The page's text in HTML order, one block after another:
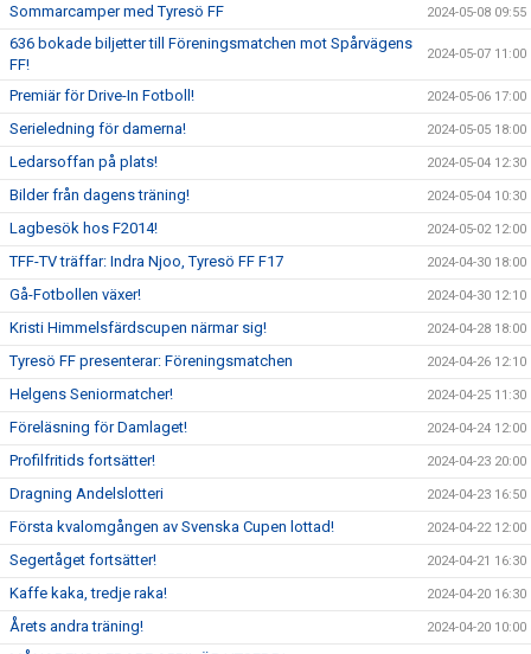
Sommarcamper med Tyresö FF 2024-05-08 09:55
636 bokade biljetter till Föreningsmatchen mot Spårvägens
FF!
2024-05-07 11:00
Premiär för Drive-In Fotboll! 2024-05-06 17:00
Serieledning för damerna! 2024-05-05 18:00
Ledarsoffan på plats! 2024-05-04 12:30
Bilder från dagens träning! 2024-05-04 10:30
Lagbesök hos F2014! 2024-05-02 12:00
TFF-TV träffar: Indra Njoo, Tyresö FF F17 2024-04-30 18:00
Gå-Fotbollen växer! 2024-04-30 12:10
Kristi Himmelsfärdscupen närmar sig! 2024-04-28 18:00
Tyresö FF presenterar: Föreningsmatchen 2024-04-26 12:10
Helgens Seniormatcher! 2024-04-25 11:30
Föreläsning för Damlaget! 2024-04-24 12:00
Profilfritids fortsätter! 2024-04-23 20:00
Dragning Andelslotteri 2024-04-23 16:50
Första kvalomgången av Svenska Cupen lottad! 2024-04-22 12:00
Segertåget fortsätter! 2024-04-21 16:30
Kaffe kaka, tredje raka! 2024-04-20 16:30
Årets andra träning! 2024-04-20 10:00